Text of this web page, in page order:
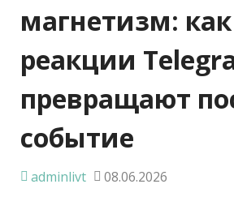
магнетизм: как
реакции
превращают
событие
adminlivt 08.06.2026